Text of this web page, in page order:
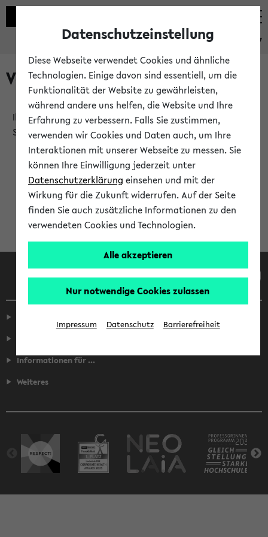
eKVV
Verlauf
Ihr Verlauf ist leer. Er wird sich im Verlauf Ihrer eKVV
Sitzung füllen.
Informationen für ...
Weiteres
Datenschutzeinstellung
Diese Webseite verwendet Cookies und ähnliche
Technologien. Einige davon sind essentiell, um die
Funktionalität der Website zu gewährleisten,
während andere uns helfen, die Website und Ihre
Erfahrung zu verbessern. Falls Sie zustimmen,
verwenden wir Cookies und Daten auch, um Ihre
Interaktionen mit unserer Webseite zu messen. Sie
können Ihre Einwilligung jederzeit unter
Datenschutzerklärung einsehen und mit der
Wirkung für die Zukunft widerrufen. Auf der Seite
finden Sie auch zusätzliche Informationen zu den
verwendeten Cookies und Technologien.
Alle akzeptieren
Nur notwendige Cookies zulassen
Impressum Datenschutz Barrierefreiheit